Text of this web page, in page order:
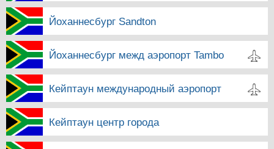
Йоханнесбург Sandton
Йоханнесбург межд аэропорт Tambo
Кейптаун международный аэропорт
Кейптаун центр города